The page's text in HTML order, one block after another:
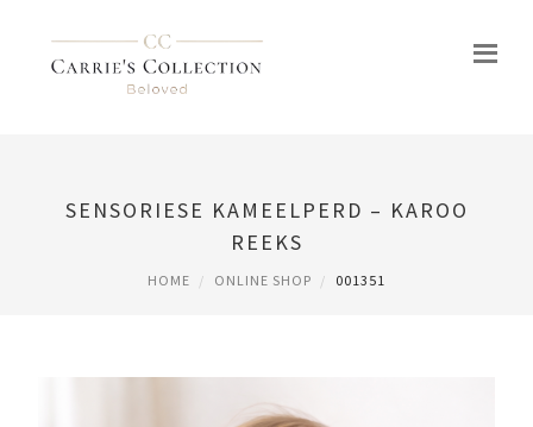
SENSORIESE KAMEELPERD – KAROO
REEKS
HOME ONLINE SHOP 001351